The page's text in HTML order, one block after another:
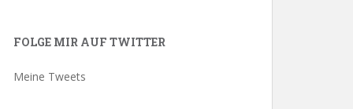
FOLGE MIR AUF TWITTER
Meine Tweets